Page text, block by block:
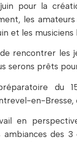
pour la
les
et les musiciens
rencontrer les
serons prêts
du
en-Bresse,
en
des